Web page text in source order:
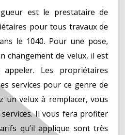
est le prestataire de
pour tous travaux de
le 1040. Pour une pose,
changement de velux, il est
Les propriétaires
services pour ce genre de
un velux à remplacer, vous
Il vous fera profiter
qu’il applique sont très